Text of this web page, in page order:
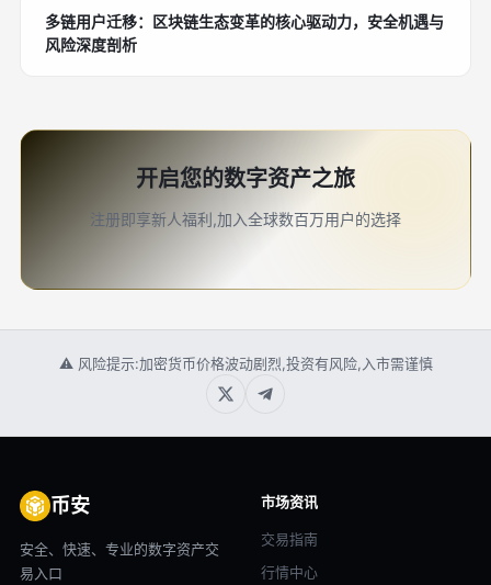
多链用户迁移：区块链生态变革的核心驱动力，安全机遇与
风险深度剖析
开启您的数字资产之旅
注册即享新人福利,加入全球数百万用户的选择
⚠ 风险提示:加密货币价格波动剧烈,投资有风险,入市需谨慎
币安
安全、快速、专业的数字资产交
易入口
市场资讯
交易指南
行情中心